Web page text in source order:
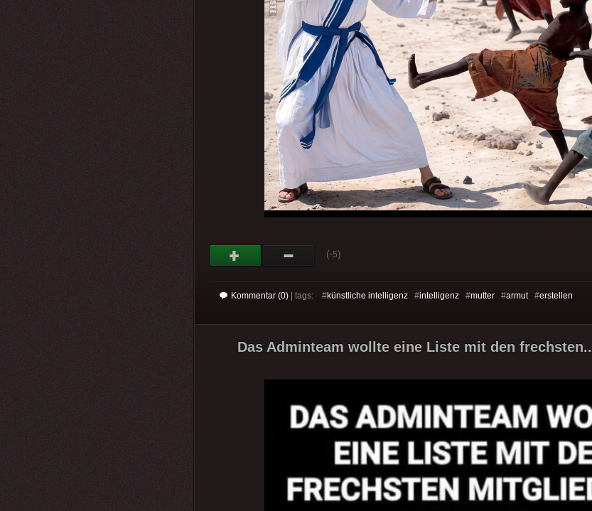
(-5)
Kommentar (0) | tags: #künstliche intelligenz #intelligenz #mutter #armut#erstellen
Das Adminteam wollte eine Liste mit den frechsten..